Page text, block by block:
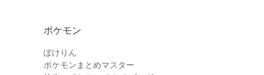
ポケモン
ぽけりん
ポケモンまとめマスター